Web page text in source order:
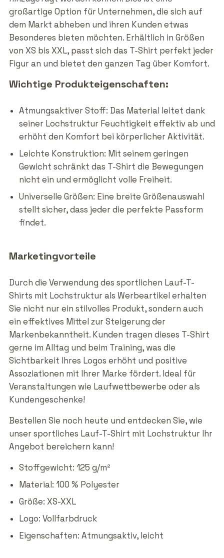
großartige Option für Unternehmen, die sich auf
dem Markt abheben und ihren Kunden etwas
Besonderes bieten möchten. Erhältlich in Größen
von XS bis XXL, passt sich das T-Shirt perfekt jeder
Figur an und bietet den ganzen Tag über Komfort.
Wichtige Produkteigenschaften:
Atmungsaktiver Stoff: Das Material leitet dank
seiner Lochstruktur Feuchtigkeit effektiv ab und
erhöht den Komfort bei körperlicher Aktivität.
Leichte Konstruktion: Mit seinem geringen
Gewicht schränkt das T-Shirt die Bewegungen
nicht ein und ermöglicht volle Freiheit.
Universelle Größen: Eine breite Größenauswahl
stellt sicher, dass jeder die perfekte Passform
findet.
Marketingvorteile
Durch die Verwendung des sportlichen Lauf-T-
Shirts mit Lochstruktur als Werbeartikel erhalten
Sie nicht nur ein stilvolles Produkt, sondern auch
ein effektives Mittel zur Steigerung der
Markenbekanntheit. Kunden tragen dieses T-Shirt
gerne im Alltag und beim Training, was die
Sichtbarkeit Ihres Logos erhöht und positive
Assoziationen mit Ihrer Marke fördert. Ideal für
Veranstaltungen wie Laufwettbewerbe oder als
Kundengeschenke!
Bestellen Sie noch heute und entdecken Sie, wie
unser sportliches Lauf-T-Shirt mit Lochstruktur Ihr
Angebot bereichern kann!
Stoffgewicht: 125 g/m²
Material: 100 % Polyester
Größe: XS-XXL
Logo: Vollfarbdruck
Eigenschaften: Atmungsaktiv, leicht